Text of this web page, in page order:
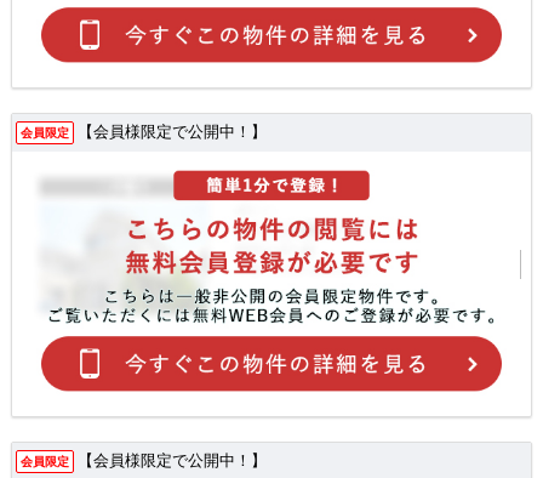
会員限定 【会員様限定で公開中！】
会員限定 【会員様限定で公開中！】